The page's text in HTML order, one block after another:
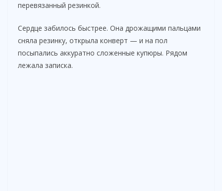
перевязанный резинкой.
Сердце забилось быстрее. Она дрожащими пальцами
сняла резинку, открыла конверт — и на пол
посыпались аккуратно сложенные купюры. Рядом
лежала записка.